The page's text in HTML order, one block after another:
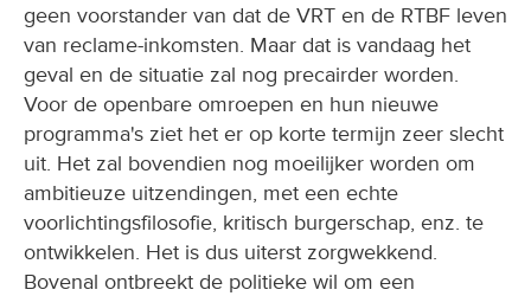
geen voorstander van dat de VRT en de RTBF leven
van reclame-inkomsten. Maar dat is vandaag het
geval en de situatie zal nog precairder worden.
Voor de openbare omroepen en hun nieuwe
programma's ziet het er op korte termijn zeer slecht
uit. Het zal bovendien nog moeilijker worden om
ambitieuze uitzendingen, met een echte
voorlichtingsfilosofie, kritisch burgerschap, enz. te
ontwikkelen. Het is dus uiterst zorgwekkend.
Bovenal ontbreekt de politieke wil om een